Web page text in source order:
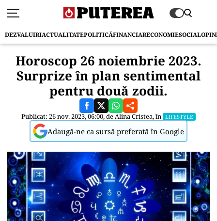
DEZVALUIRIACTUALITATEPOLITICĂFINANCIARECONOMIESOCIAL
Horoscop 26 noiembrie 2023.
Surprize în plan sentimental
pentru două zodii.
Publicat: 26 nov. 2023, 06:00, deAlina Cristea, în LIFESTYLE
Adaugă-ne ca sursă preferată în Google